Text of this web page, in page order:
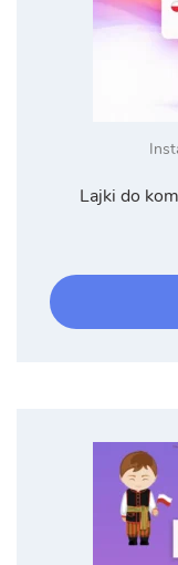
Lajki do